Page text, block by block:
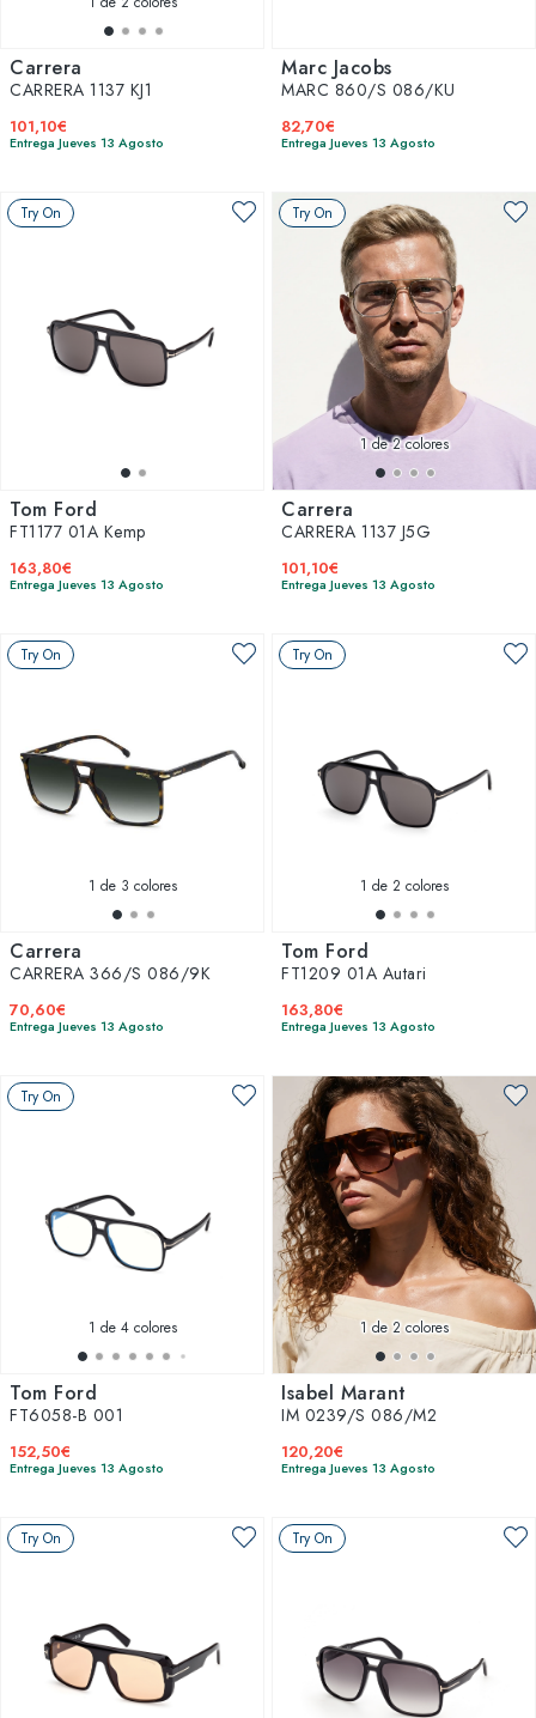
Carrera
CARRERA 1137 KJ1
101,10€
Entrega Jueves 13 Agosto
Marc Jacobs
MARC 860/S 086/KU
82,70€
Entrega Jueves 13 Agosto
Try On
Tom Ford
FT1177 01A Kemp
163,80€
Entrega Jueves 13 Agosto
Try On
1de 2 colores
Carrera
CARRERA 1137 J5G
101,10€
Entrega Jueves 13 Agosto
Try On
1 de 3 colores
Carrera
CARRERA 366/S 086/9K
70,60€
Entrega Jueves 13 Agosto
Try On
1 de 2 colores
Tom Ford
FT1209 01A Autari
163,80€
Entrega Jueves 13 Agosto
Try On
1 de 4 colores
Tom Ford
FT6058-B 001
152,50€
Entrega Jueves 13 Agosto
1de 2 colores
Isabel Marant
IM 0239/S 086/M2
120,20€
Entrega Jueves 13 Agosto
Try On Try On